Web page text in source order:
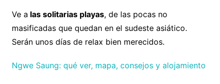
Ve a las solitarias playas, de las pocas no
masificadas que quedan en el sudeste asiático.
Serán unos días de relax bien merecidos.
Ngwe Saung: qué ver, mapa, consejos y alojamiento